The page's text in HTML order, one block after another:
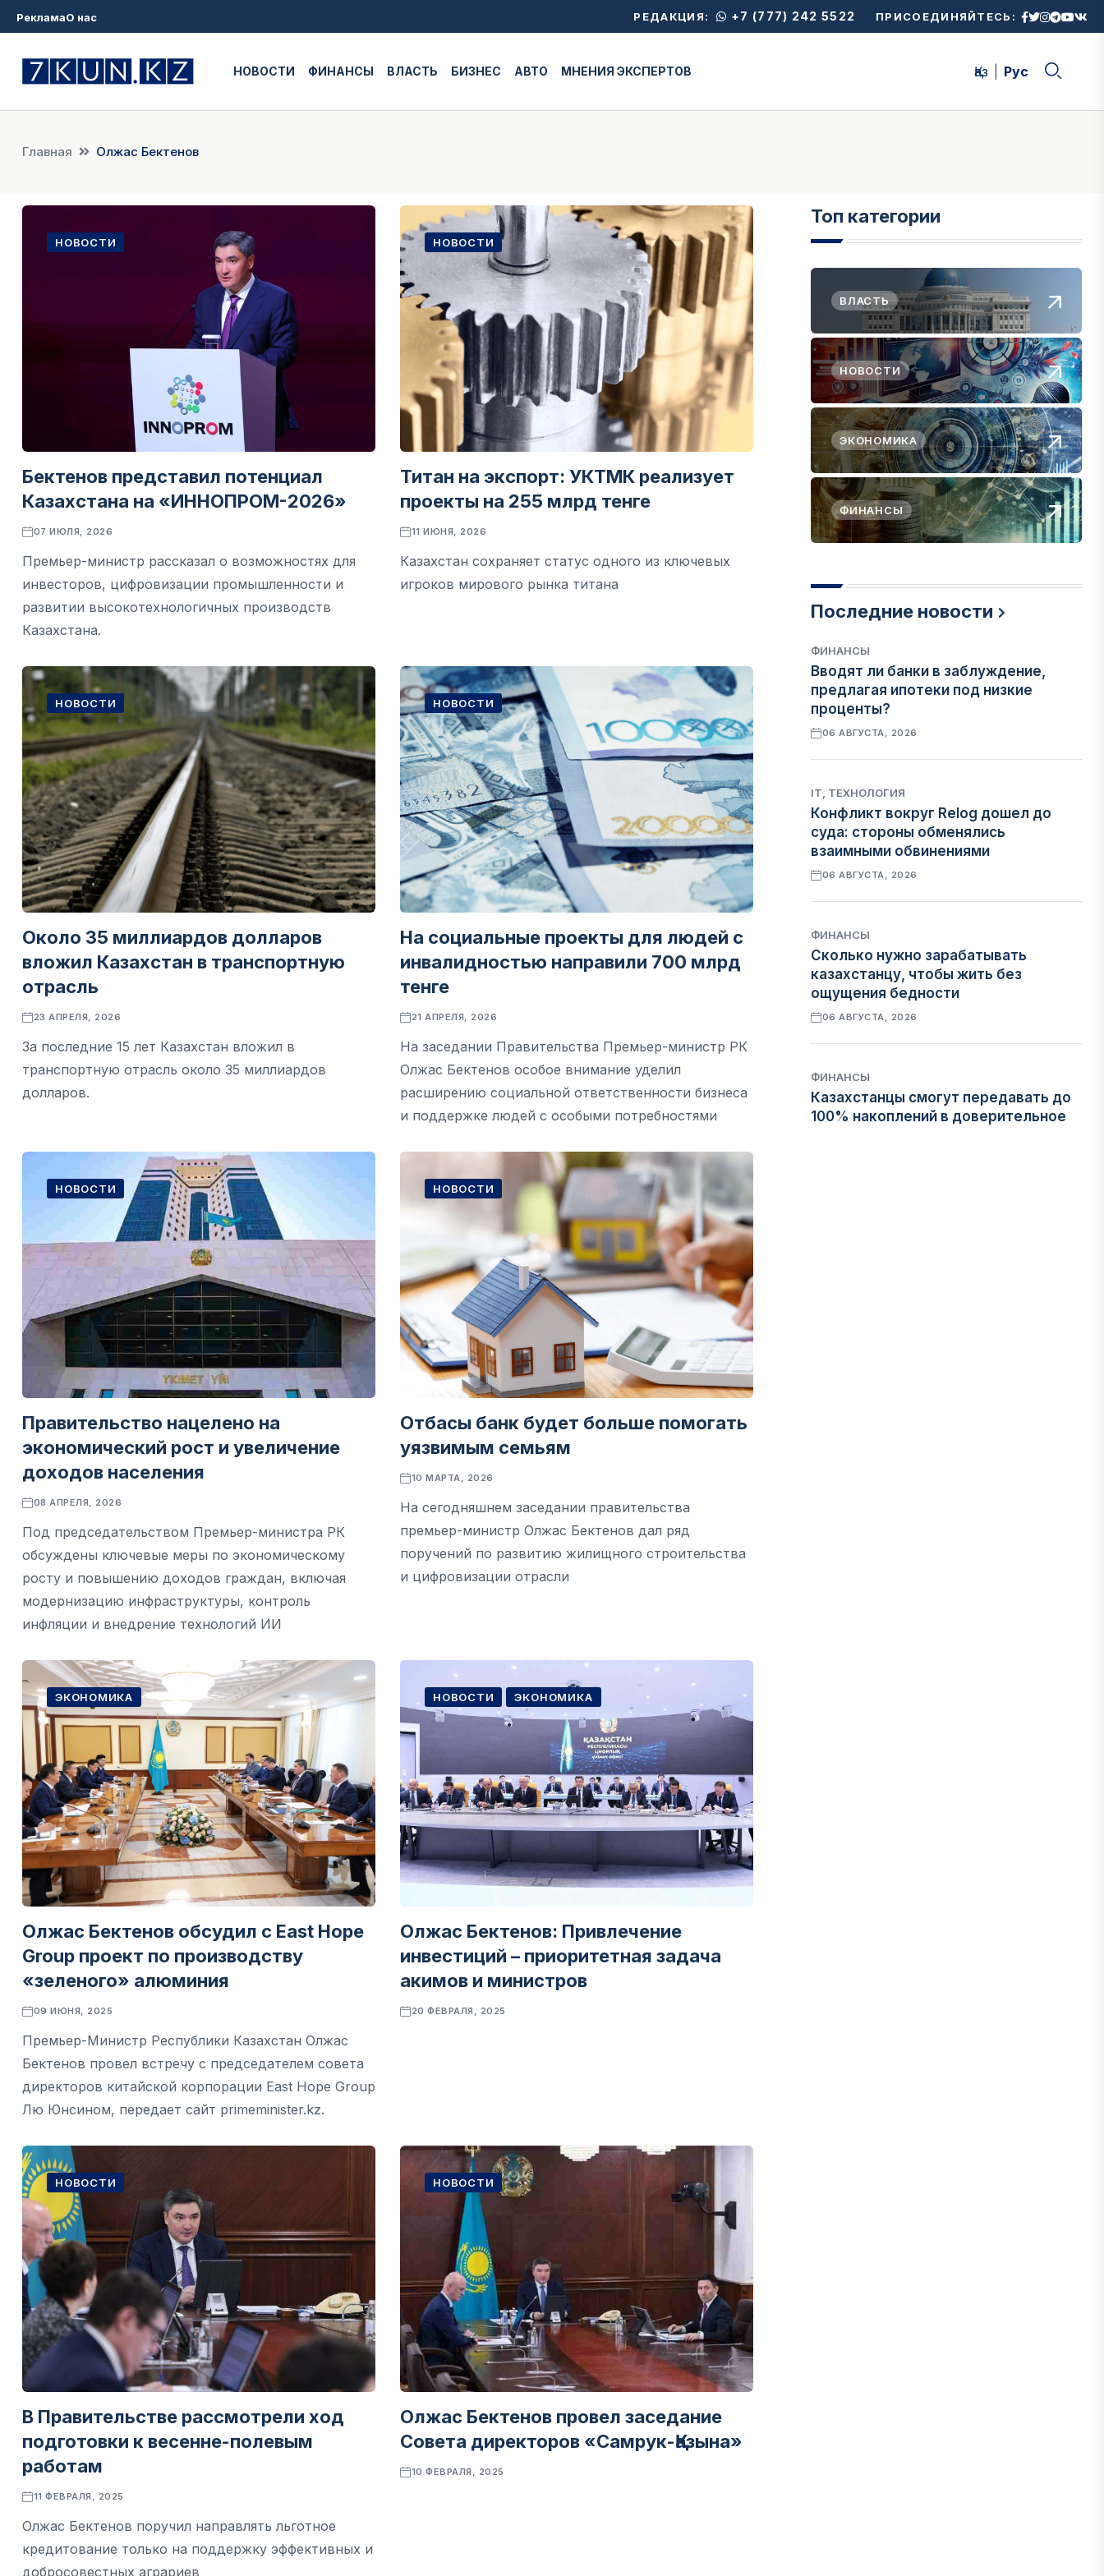
РекламаО нас РЕДАКЦИЯ: +7 (777) 242 5522 ПРИСОЕДИНЯЙТЕСЬ:
НОВОСТИ ФИНАНСЫ ВЛАСТЬ БИЗНЕС АВТО МНЕНИЯ ЭКСПЕРТОВ Қаз Рус
Главная Олжас Бектенов
НОВОСТИ
Бектенов представил потенциал
Казахстана на «ИННОПРОМ-2026»
07 ИЮЛЯ, 2026
Премьер-министр рассказал о возможностях для
инвесторов, цифровизации промышленности и
развитии высокотехнологичных производств
Казахстана.
НОВОСТИ
Титан на экспорт: УКТМК реализует
проекты на 255 млрд тенге
11 ИЮНЯ, 2026
Казахстан сохраняет статус одного из ключевых
игроков мирового рынка титана
НОВОСТИ
Около 35 миллиардов долларов
вложил Казахстан в транспортную
отрасль
23 АПРЕЛЯ, 2026
За последние 15 лет Казахстан вложил в
транспортную отрасль около 35 миллиардов
долларов.
НОВОСТИ
На социальные проекты для людей с
инвалидностью направили 700 млрд
тенге
21 АПРЕЛЯ, 2026
На заседании Правительства Премьер-министр РК
Олжас Бектенов особое внимание уделил
расширению социальной ответственности бизнеса
и поддержке людей с особыми потребностями
НОВОСТИ
Правительство нацелено на
экономический рост и увеличение
доходов населения
08 АПРЕЛЯ, 2026
Под председательством Премьер-министра РК
обсуждены ключевые меры по экономическому
росту и повышению доходов граждан, включая
модернизацию инфраструктуры, контроль
инфляции и внедрение технологий ИИ
НОВОСТИ
Отбасы банк будет больше помогать
уязвимым семьям
10 МАРТА, 2026
На сегодняшнем заседании правительства
премьер-министр Олжас Бектенов дал ряд
поручений по развитию жилищного строительства
и цифровизации отрасли
ЭКОНОМИКА
Олжас Бектенов обсудил с East Hope
Group проект по производству
«зеленого» алюминия
09 ИЮНЯ, 2025
Премьер-Министр Республики Казахстан Олжас
Бектенов провел встречу с председателем совета
директоров китайской корпорации East Hope Group
Лю Юнсином, передает сайт primeminister.kz.
НОВОСТИ ЭКОНОМИКА
Олжас Бектенов: Привлечение
инвестиций – приоритетная задача
акимов и министров
20 ФЕВРАЛЯ, 2025
НОВОСТИ
В Правительстве рассмотрели ход
подготовки к весенне-полевым
работам
11 ФЕВРАЛЯ, 2025
Олжас Бектенов поручил направлять льготное
кредитование только на поддержку эффективных и
добросовестных аграриев
НОВОСТИ
Олжас Бектенов провел заседание
Совета директоров «Самрук-Қазына»
10 ФЕВРАЛЯ, 2025
Топ категории
ВЛАСТЬ
НОВОСТИ
ЭКОНОМИКА
ФИНАНСЫ
Последние новости
ФИНАНСЫ
Вводят ли банки в заблуждение,
предлагая ипотеки под низкие
проценты?
06 АВГУСТА, 2026
IT, ТЕХНОЛОГИЯ
Конфликт вокруг Relog дошел до
суда: стороны обменялись
взаимными обвинениями
06 АВГУСТА, 2026
ФИНАНСЫ
Сколько нужно зарабатывать
казахстанцу, чтобы жить без
ощущения бедности
06 АВГУСТА, 2026
ФИНАНСЫ
Казахстанцы смогут передавать до
100% накоплений в доверительное